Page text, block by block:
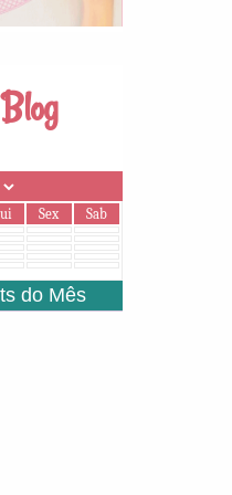
Sex Sab
do Mês